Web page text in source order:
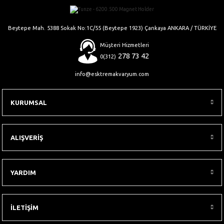
Gönder
Beytepe Mah. 5388 Sokak No:1C/55 (Beytepe 1923) Çankaya ANKARA / TÜRKİYE
Müşteri Hizmetleri
0(312) 278 73 42
info@esktremakvaryum.com
KURUMSAL
ALIŞVERİŞ
YARDIM
İLETİŞİM